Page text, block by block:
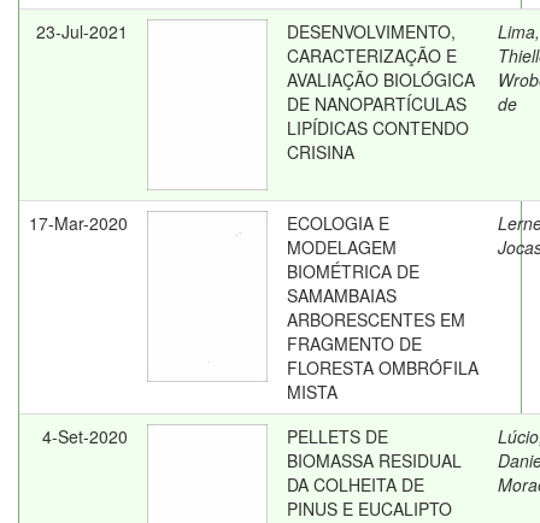
23-Jul-2021
DESENVOLVIMENTO,
CARACTERIZAÇÃO E
AVALIAÇÃO BIOLÓGICA
DE NANOPARTÍCULAS
LIPÍDICAS CONTENDO
CRISINA
Lima,
de
17-Mar-2020
ECOLOGIA E
MODELAGEM
BIOMÉTRICA DE
SAMAMBAIAS
ARBORESCENTES EM
FRAGMENTO DE
FLORESTA OMBRÓFILA
MISTA
4-Set-2020
PELLETS DE
BIOMASSA RESIDUAL
DA COLHEITA DE
PINUS E EUCALIPTO